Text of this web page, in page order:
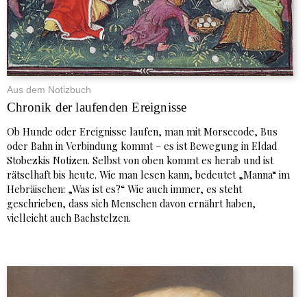
Aus dem Notizbuch
Chronik der laufenden Ereignisse
Ob Hunde oder Ereignisse laufen, man mit Morsecode, Bus
oder Bahn in Verbindung kommt – es ist Bewegung in Eldad
Stobezkis Notizen. Selbst von oben kommt es herab und ist
rätselhaft bis heute. Wie man lesen kann, bedeutet „Manna“ im
Hebräischen: „Was ist es?“ Wie auch immer, es steht
geschrieben, dass sich Menschen davon ernährt haben,
vielleicht auch Bachstelzen.